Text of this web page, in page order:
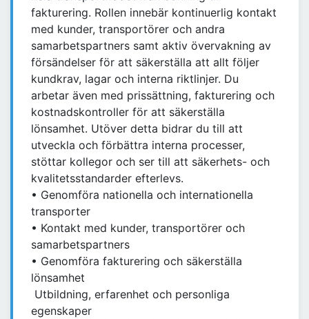
fakturering. Rollen innebär kontinuerlig kontakt
med kunder, transportörer och andra
samarbetspartners samt aktiv övervakning av
försändelser för att säkerställa att allt följer
kundkrav, lagar och interna riktlinjer. Du
arbetar även med prissättning, fakturering och
kostnadskontroller för att säkerställa
lönsamhet. Utöver detta bidrar du till att
utveckla och förbättra interna processer,
stöttar kollegor och ser till att säkerhets- och
kvalitetsstandarder efterlevs.
• Genomföra nationella och internationella
transporter
• Kontakt med kunder, transportörer och
samarbetspartners
• Genomföra fakturering och säkerställa
lönsamhet
Utbildning, erfarenhet och personliga
egenskaper